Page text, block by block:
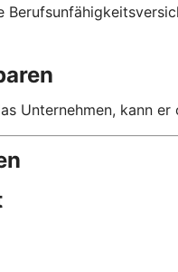
Unternehmen, kann